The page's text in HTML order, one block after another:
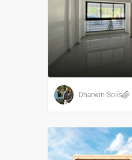
Dharwin Solís